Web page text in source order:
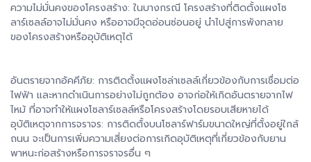
ความไม่มั่นคงของโครงสร้าง: ในบางกรณี โครงสร้างที่ติดตั้งแผงโซ
ลาร์เซลล์อาจไม่มั่นคง หรืออาจมีจุดอ่อนซ่อนอยู่ นำไปสู่การพังทลาย
ของโครงสร้างหรืออุบัติเหตุได้
อันตรายจากอัคคีภัย: การติดตั้งแผงโซล่าเซลล์เกี่ยวข้องกับการเชื่อมต่อ
ไฟฟ้า และหากดำเนินการอย่างไม่ถูกต้อง อาจก่อให้เกิดอันตรายจากไฟ
ไหม้ ที่อาจทำให้แผงโซลาร์เซลล์หรือโครงสร้างโดยรอบเสียหายได้
อุบัติเหตุจากการจราจร: การติดตั้งบนโซลาร์ฟาร์มขนาดใหญ่ที่ตั้งอยู่ใกล้
ถนน จะเป็นการเพิ่มความเสี่ยงต่อการเกิดอุบัติเหตุที่เกี่ยวข้องกับยาน
พาหนะก่อสร้างหรือการจราจรอื่น ๆ